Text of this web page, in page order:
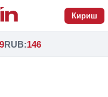
Кириш
RUB:146